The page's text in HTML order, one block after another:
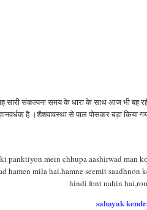
सारी संकल्पना समय के धारा के साथआज भी बह
है ।शैशवावस्था से पाल पोसकर बड़ा किया
panktiyon mein chhupa aashirwad man
hamen mila hai.hamne seemit
hindi font nahin
sahayak